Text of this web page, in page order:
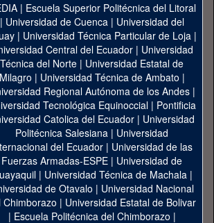
| Escuela Superior Politécnica del Litoral
| Universidad de Cuenca| Universidad del
| Universidad Técnica Particular de Loja|
Central del Ecuador| Universidad
Técnica del Norte | Universidad Estatal de
Milagro | Universidad Técnica de Ambato |
Regional Autónoma de los Andes|
Tecnológica Equinoccial| Pontificia
Catolica del Ecuador | Universidad
Politécnica Salesiana | Universidad
del Ecuador | Universidad de las
Fuerzas Armadas-ESPE | Universidad de
| Universidad Técnica de Machala|
de Otavalo | Universidad Nacional
Chimborazo | Universidad Estatal de Bolivar
| Escuela Politécnica del Chimborazo |